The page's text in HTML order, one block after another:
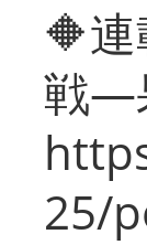
🔶
戦―
25/